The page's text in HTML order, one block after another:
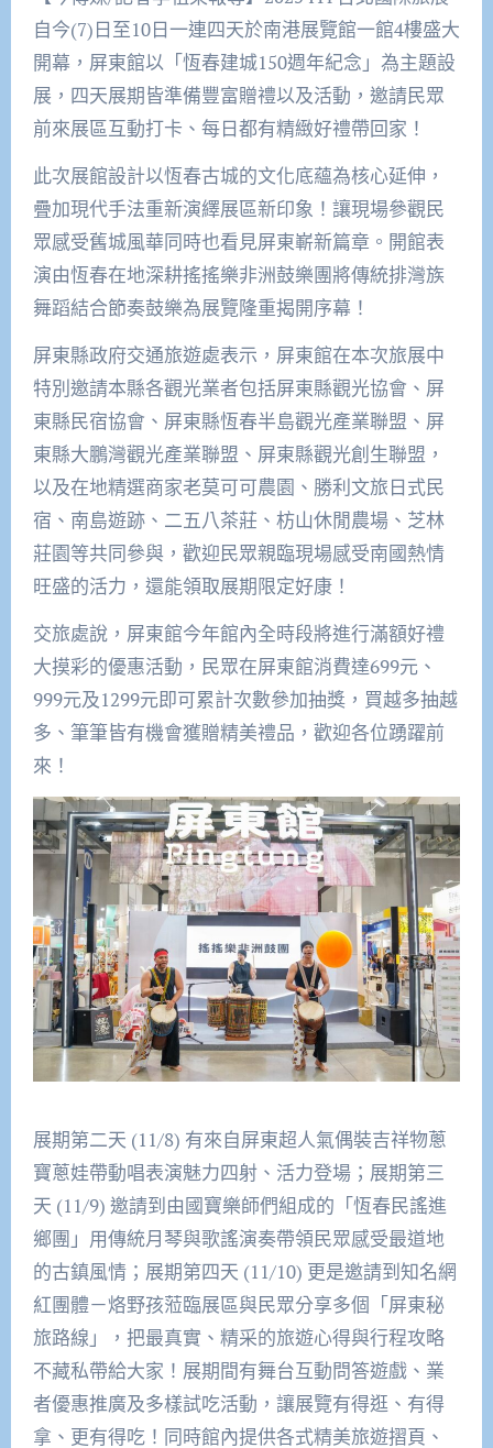
自今(7)日至10日一連四天於南港展覽館一館4樓盛大
開幕，屏東館以「恆春建城150週年紀念」為主題設
展，四天展期皆準備豐富贈禮以及活動，邀請民眾
前來展區互動打卡、每日都有精緻好禮帶回家！
此次展館設計以恆春古城的文化底蘊為核心延伸，
疊加現代手法重新演繹展區新印象！讓現場參觀民
眾感受舊城風華同時也看見屏東嶄新篇章。開館表
演由恆春在地深耕搖搖樂非洲鼓樂團將傳統排灣族
舞蹈結合節奏鼓樂為展覽隆重揭開序幕！
屏東縣政府交通旅遊處表示，屏東館在本次旅展中
特別邀請本縣各觀光業者包括屏東縣觀光協會、屏
東縣民宿協會、屏東縣恆春半島觀光產業聯盟、屏
東縣大鵬灣觀光產業聯盟、屏東縣觀光創生聯盟，
以及在地精選商家老莫可可農園、勝利文旅日式民
宿、南島遊跡、二五八茶莊、枋山休閒農場、芝林
莊園等共同參與，歡迎民眾親臨現場感受南國熱情
旺盛的活力，還能領取展期限定好康！
交旅處說，屏東館今年館內全時段將進行滿額好禮
大摸彩的優惠活動，民眾在屏東館消費達699元、
999元及1299元即可累計次數參加抽獎，買越多抽越
多、筆筆皆有機會獲贈精美禮品，歡迎各位踴躍前
來！
展期第二天 (11/8) 有來自屏東超人氣偶裝吉祥物蔥
寶蔥娃帶動唱表演魅力四射、活力登場；展期第三
天 (11/9) 邀請到由國寶樂師們組成的「恆春民謠進
鄉團」用傳統月琴與歌謠演奏帶領民眾感受最道地
的古鎮風情；展期第四天 (11/10) 更是邀請到知名網
紅團體－烙野孩蒞臨展區與民眾分享多個「屏東秘
旅路線」，把最真實、精采的旅遊心得與行程攻略
不藏私帶給大家！展期間有舞台互動問答遊戲、業
者優惠推廣及多樣試吃活動，讓展覽有得逛、有得
拿、更有得吃！同時館內提供各式精美旅遊摺頁、